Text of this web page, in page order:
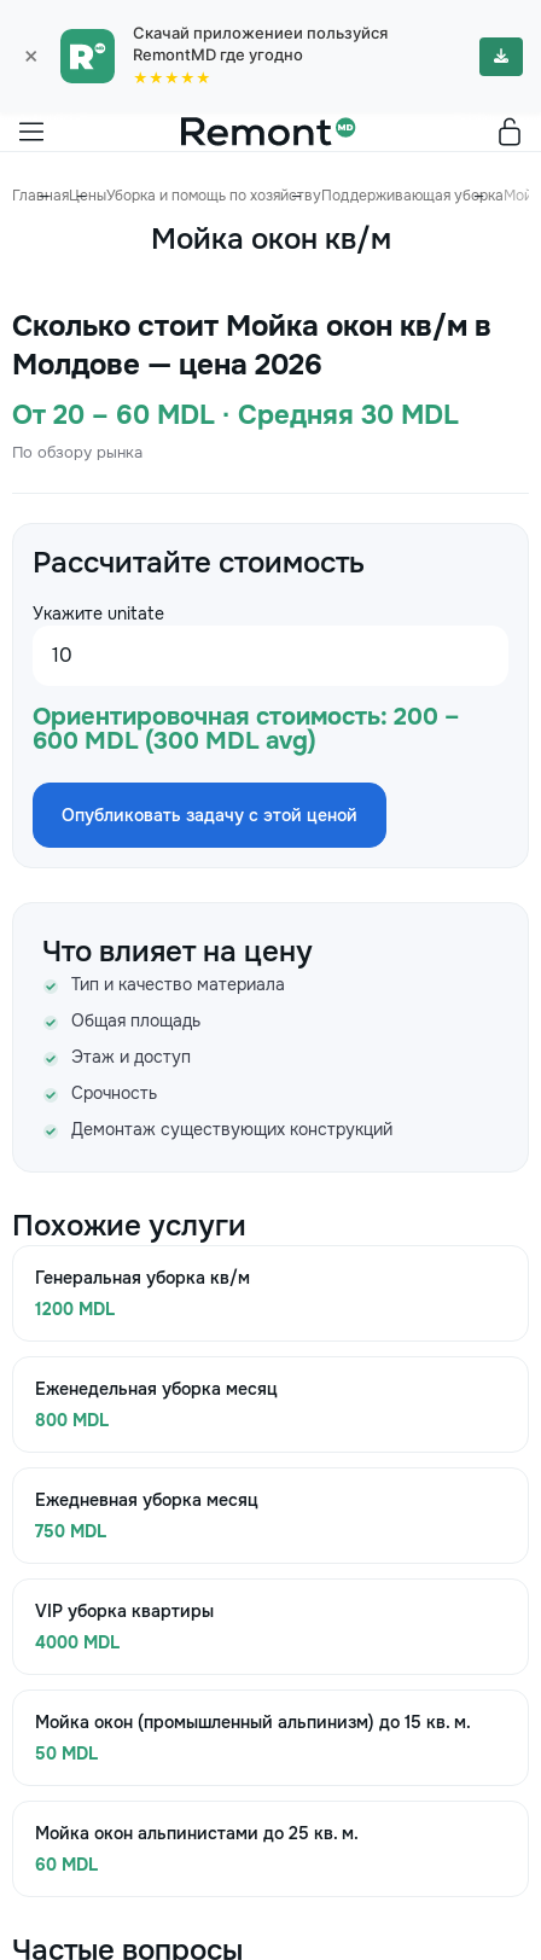
×
Скачай приложениеи пользуйся
RemontMD где угодно
★★★★★
ГлавнаяЦеныУборка и помощь по хозяйствуПоддерживающая уборка
Мойка окон кв/м
Сколько стоит Мойка окон кв/м в
Молдове — цена 2026
От 20 – 60 MDL · Средняя 30 MDL
По обзору рынка
Рассчитайте стоимость
Укажите unitate
Ориентировочная стоимость: 200 –
600 MDL (300 MDL avg)
Опубликовать задачу с этой ценой
Что влияет на цену
Тип и качество материала
Общая площадь
Этаж и доступ
Срочность
Демонтаж существующих конструкций
Похожие услуги
Генеральная уборка кв/м
1200 MDL
Еженедельная уборка месяц
800 MDL
Ежедневная уборка месяц
750 MDL
VIP уборка квартиры
4000 MDL
Мойка окон (промышленный альпинизм) до 15 кв. м.
50 MDL
Мойка окон альпинистами до 25 кв. м.
60 MDL
Частые вопросы